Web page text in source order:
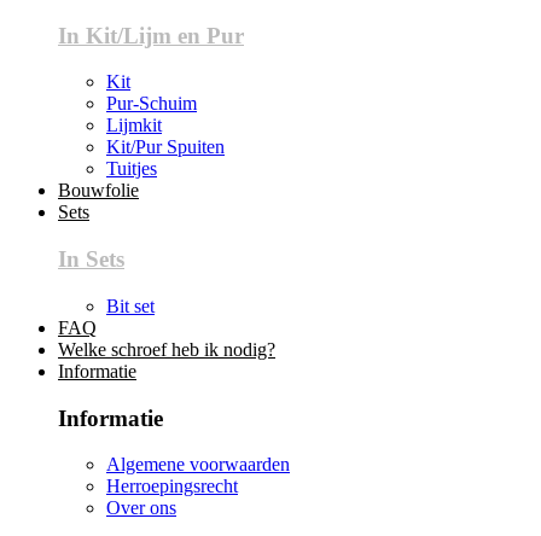
In Kit/Lijm en Pur
Kit
Pur-Schuim
Lijmkit
Kit/Pur Spuiten
Tuitjes
Bouwfolie
Sets
In Sets
Bit set
FAQ
Welke schroef heb ik nodig?
Informatie
Informatie
Algemene voorwaarden
Herroepingsrecht
Over ons